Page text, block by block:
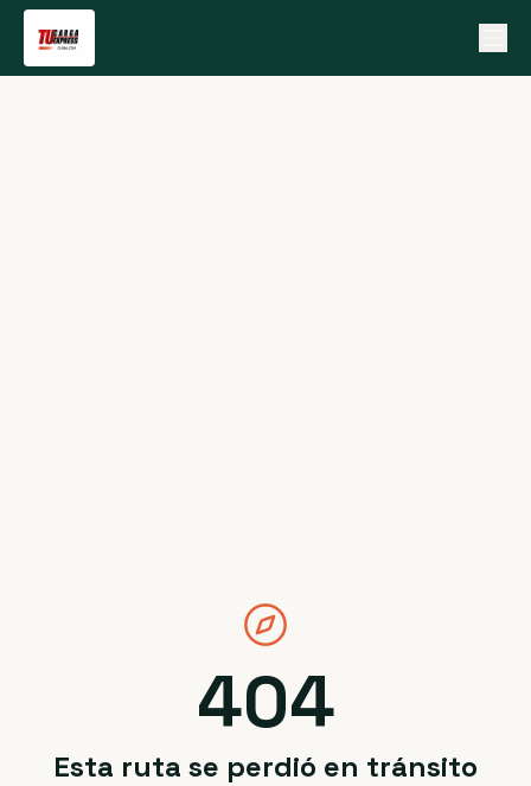
404
Esta ruta se perdió en tránsito